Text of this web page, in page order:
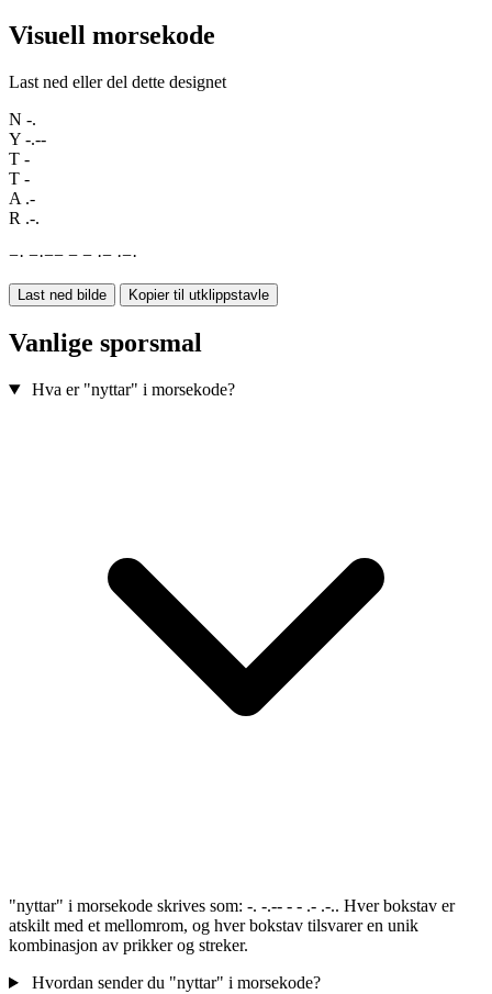
Visuell morsekode
Last ned eller del dette designet
N -.
Y -.--
T -
T -
A .-
R .-.
−· −·−− − − ·− ·−·
Last ned bilde Kopier til utklippstavle
Vanlige sporsmal
Hva er "nyttar" i morsekode?
"nyttar" i morsekode skrives som: -. -.-- - - .- .-.. Hver bokstav er
atskilt med et mellomrom, og hver bokstav tilsvarer en unik
kombinasjon av prikker og streker.
Hvordan sender du "nyttar" i morsekode?